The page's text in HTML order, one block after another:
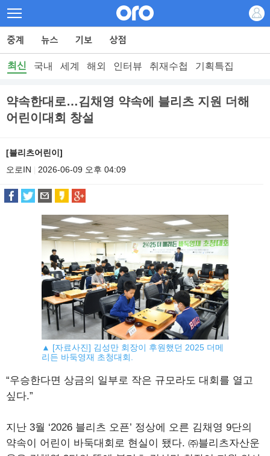
최신 국내 세계 해외 인터뷰 취재수첩 기획특집
약속한대로…김채영 약속에 블리츠 지원 더해
어린이대회 창설
[블리츠어린이]
오로IN
2026-06-09 오후 04:09
▲ [자료사진] 김성만 회장이 후원했던 2025 더메
리든 바둑영재 초청대회.
“우승한다면 상금의 일부로 작은 규모라도 대회를 열고
싶다.”
지난 3월 ‘2026 블리츠 오픈’ 정상에 오른 김채영 9단의
약속이 어린이 바둑대회로 현실이 됐다. ㈜블리츠자산운